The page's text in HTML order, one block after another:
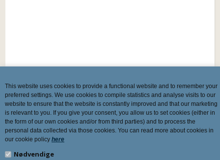
This website uses cookies to provide a functional website and to remember your
preferred settings. We use cookies to compile statistics and analyse visits to our
website to ensure that the website is constantly improved and that our marketing
is relevant to you. If you give your consent, you allow us to set cookies (either in
the form of our own cookies and/or from third parties) and to process the
personal data collected via those cookies. You can read more about cookies in
our cookie policy here
Nødvendige